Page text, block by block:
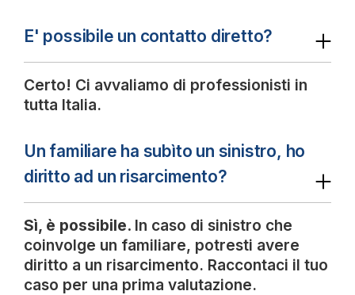
E' possibile un contatto diretto?
Certo! Ci avvaliamo di professionisti in
tutta Italia.
Un familiare ha subìto un sinistro, ho
diritto ad un risarcimento?
Sì, è possibile. In caso di sinistro che
coinvolge un familiare, potresti avere
diritto a un risarcimento. Raccontaci il tuo
caso per una prima valutazione.